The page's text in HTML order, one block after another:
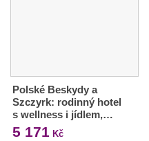
Polské Beskydy a
Szczyrk: rodinný hotel
s wellness i jídlem,…
5 171 Kč